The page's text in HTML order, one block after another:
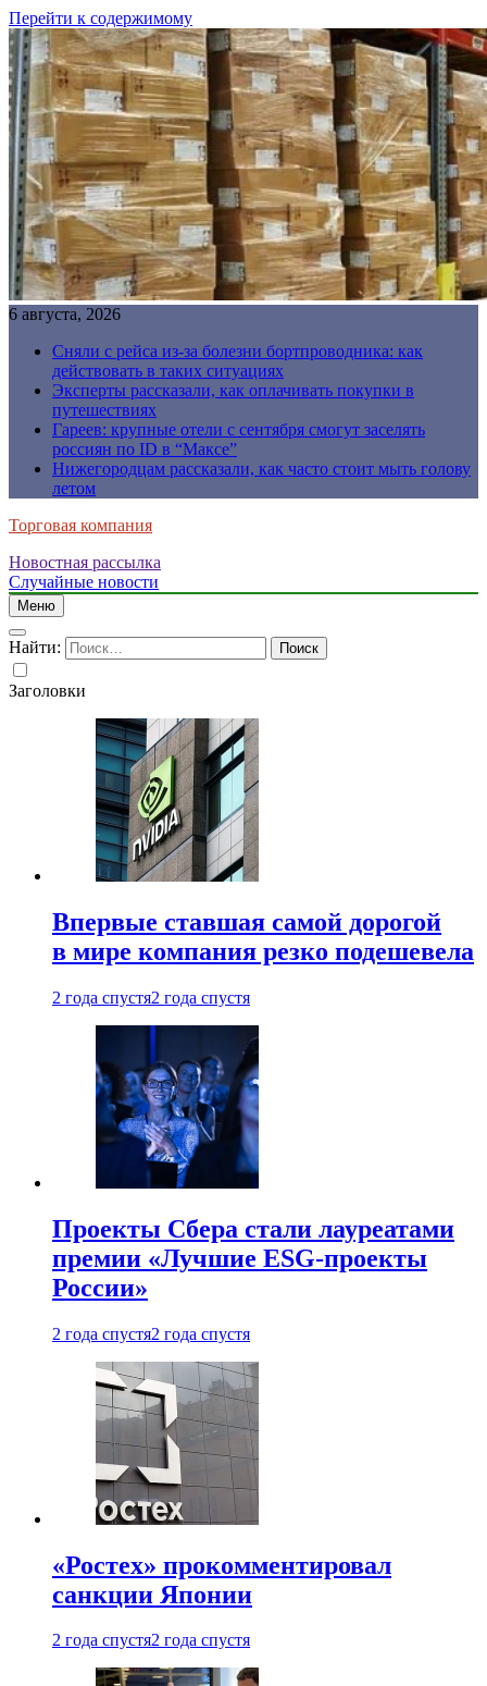
Перейти к содержимому
6 августа, 2026
Сняли с рейса из-за болезни бортпроводника: как
действовать в таких ситуациях
Эксперты рассказали, как оплачивать покупки в
путешествиях
Гареев: крупные отели с сентября смогут заселять
россиян по ID в “Максе”
Нижегородцам рассказали, как часто стоит мыть голову
летом
Торговая компания
Новостная рассылка
Случайные новости
Меню
Найти:
Заголовки
Впервые ставшая самой дорогой
в мире компания резко подешевела
2 года спустя2 года спустя
Проекты Сбера стали лауреатами
премии «Лучшие ESG-проекты
России»
2 года спустя2 года спустя
«Ростех» прокомментировал
санкции Японии
2 года спустя2 года спустя